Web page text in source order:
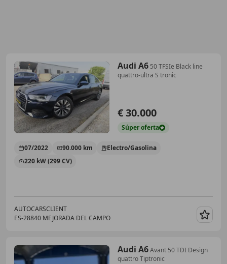
Audi A6 50 TFSIe Black line
quattro-ultra S tronic
€ 30.000
Súperoferta
07/2022 90.000 km
Electro/Gasolina
220 kW (299 CV)
AUTOCARSCLIENT
ES-28840 MEJORADA DEL CAMPO
Audi A6Avant 50 TDI Design
quattro Tiptronic